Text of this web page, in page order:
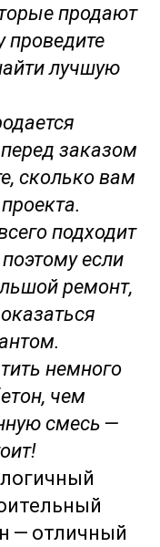
продают
проведите
лучшую
заказом
сколько вам
подходит
если
ремонт,
немного
чем
смесь —
— отличный